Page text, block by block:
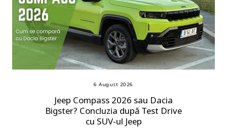
6 August 2026
Jeep Compass 2026 sau Dacia
Bigster? Concluzia după Test Drive
cu SUV-ul Jeep